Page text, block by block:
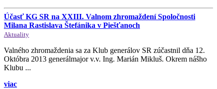
Účasť KG SR na XXIII. Valnom zhromaždení Spoločnosti
Milana Rastislava Štefánika v Piešťanoch
Aktuality
Valného zhromaždenia sa za Klub generálov SR zúčastnil dňa 12.
Októbra 2013 generálmajor v.v. Ing. Marián Mikluš. Okrem nášho
Klubu ...
viac